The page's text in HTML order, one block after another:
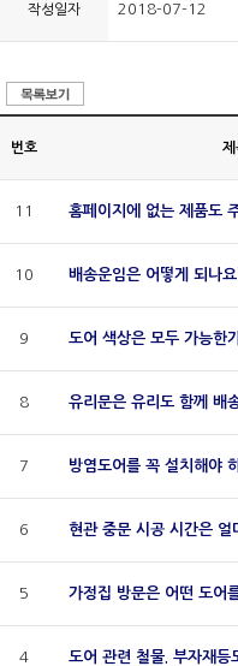
작성일자 2018-07-12
번호 제
11 홈페이지에 없는 제품도
10 배송운임은 어떻게 되나
9 도어 색상은 모두 가능한
8 유리문은 유리도 함께 배
7 방염도어를 꼭 설치해야
6 현관 중문 시공 시간은 얼
5 가정집 방문은 어떤 도어
4 도어 관련 철물. 부자재등